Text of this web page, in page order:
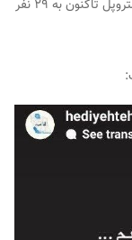
حادثه متروپل تاکنون به ۲۹ نفر